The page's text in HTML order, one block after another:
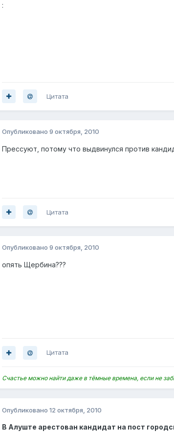
:
Цитата
Опубликовано 9 октября, 2010
Прессуют, потому что выдвинулся против
Цитата
Опубликовано 9 октября, 2010
опять Щербина???
Цитата
Счастье можно найти даже в тёмные времена, если не
Опубликовано 12 октября, 2010
В Алуште арестован кандидат на пост